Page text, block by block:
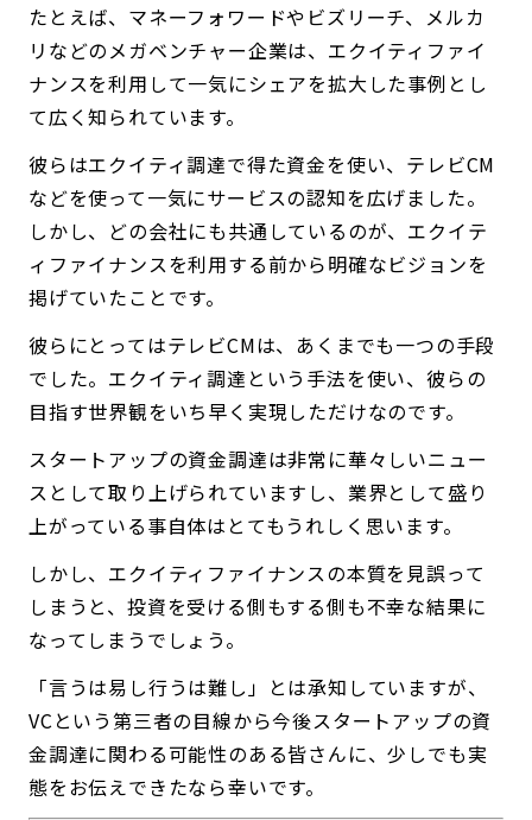
たとえば、マネーフォワードやビズリーチ、メルカ
リなどのメガベンチャー企業は、エクイティファイ
ナンスを利用して一気にシェアを拡大した事例とし
て広く知られています。
彼らはエクイティ調達で得た資金を使い、テレビCM
などを使って一気にサービスの認知を広げました。
しかし、どの会社にも共通しているのが、エクイテ
ィファイナンスを利用する前から明確なビジョンを
掲げていたことです。
彼らにとってはテレビCMは、あくまでも一つの手段
でした。エクイティ調達という手法を使い、彼らの
目指す世界観をいち早く実現しただけなのです。
スタートアップの資金調達は非常に華々しいニュー
スとして取り上げられていますし、業界として盛り
上がっている事自体はとてもうれしく思います。
しかし、エクイティファイナンスの本質を見誤って
しまうと、投資を受ける側もする側も不幸な結果に
なってしまうでしょう。
「言うは易し行うは難し」とは承知していますが、
VCという第三者の目線から今後スタートアップの資
金調達に関わる可能性のある皆さんに、少しでも実
態をお伝えできたなら幸いです。